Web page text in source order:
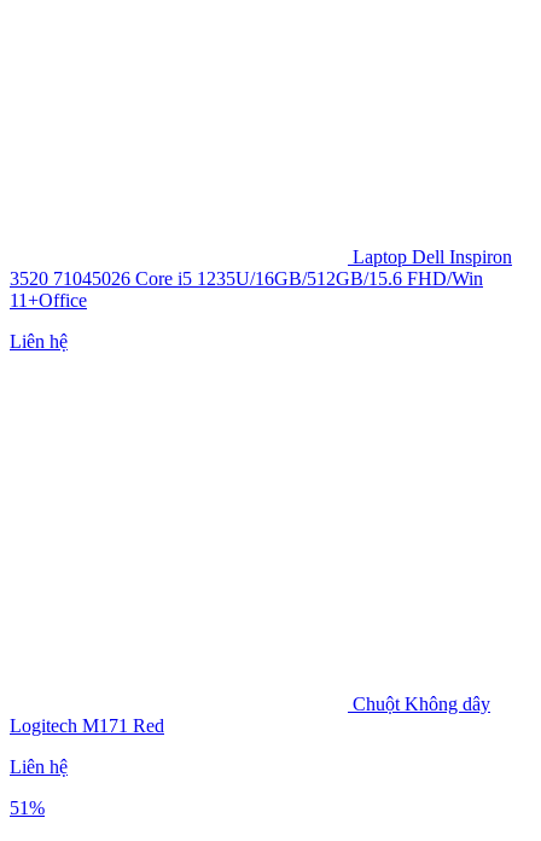
Laptop Dell Inspiron
3520 71045026 Core i5 1235U/16GB/512GB/15.6 FHD/Win
11+Office
Liên hệ
Chuột Không dây
Logitech M171 Red
Liên hệ
51%